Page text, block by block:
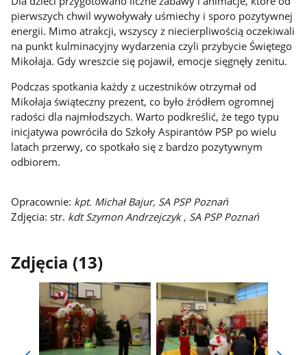
pierwszych chwil wywoływały uśmiechy i sporo pozytywnej
energii. Mimo atrakcji, wszyscy z niecierpliwością oczekiwali
na punkt kulminacyjny wydarzenia czyli przybycie Świętego
Mikołaja. Gdy wreszcie się pojawił, emocje sięgnęły zenitu.
Podczas spotkania każdy z uczestników otrzymał od
Mikołaja świąteczny prezent, co było źródłem ogromnej
radości dla najmłodszych. Warto podkreślić, że tego typu
inicjatywa powróciła do Szkoły Aspirantów PSP po wielu
latach przerwy, co spotkało się z bardzo pozytywnym
odbiorem.
Opracownie: kpt. Michał Bajur, SA PSP Poznań
Zdjęcia: str. kdt Szymon Andrzejczyk , SA PSP Poznań
Zdjęcia (13)